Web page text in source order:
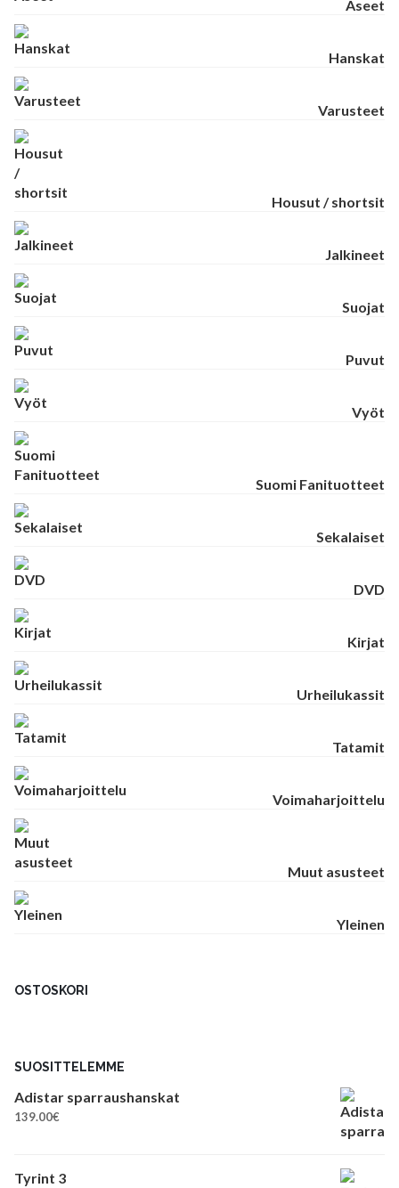
Aseet
Hanskat
Varusteet
Housut / shortsit
Jalkineet
Suojat
Puvut
Vyöt
Suomi Fanituotteet
Sekalaiset
DVD
Kirjat
Urheilukassit
Tatamit
Voimaharjoittelu
Muut asusteet
Yleinen
OSTOSKORI
SUOSITTELEMME
Adistar sparraushanskat
139.00€
Tyrint 3